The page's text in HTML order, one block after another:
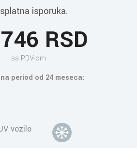
isporuka.
RSD
sa PDV-om
period od 24 meseca: